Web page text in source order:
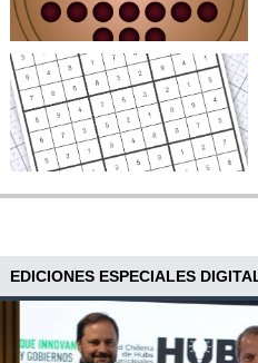
EDICIONES ESPECIALES